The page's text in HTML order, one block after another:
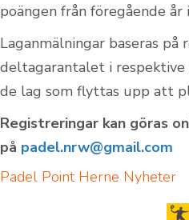
poängen från föregående
Laganmälningar baseras
deltagarantalet i
de lag som flyttas upp att
Registreringar kan göras
på padel.nrw@gmail.com
Padel Point Herne Nyheter